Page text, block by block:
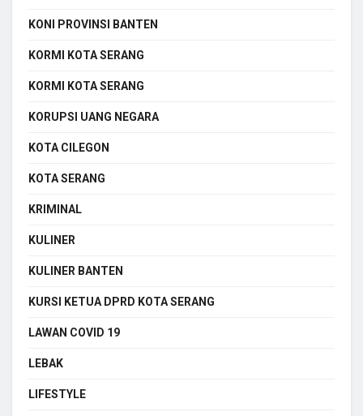
KONI PROVINSI BANTEN
KORMI KOTA SERANG
KORMI KOTA SERANG
KORUPSI UANG NEGARA
KOTA CILEGON
KOTA SERANG
KRIMINAL
KULINER
KULINER BANTEN
KURSI KETUA DPRD KOTA SERANG
LAWAN COVID 19
LEBAK
LIFESTYLE